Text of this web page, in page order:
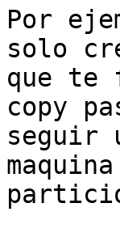
Por
solo
que te
copy
seguir